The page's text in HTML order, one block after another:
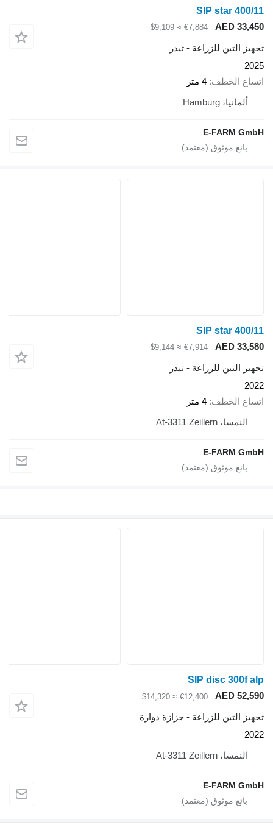
SIP star 400/11
AED 33,450
€7,884
≈ $9,109
تجهيز التبن للزراعة - تيدر
2025
اتساع الخطف 4 متر
ألمانيا، Hamburg
E-FARM GmbH
SIP star 400/11
AED 33,580
€7,914
≈ $9,144
تجهيز التبن للزراعة - تيدر
2022
اتساع الخطف 4 متر
النمسا، At-3311 Zeillern
E-FARM GmbH
SIP disc 300f alp
AED 52,590
€12,400
≈ $14,320
تجهيز التبن للزراعة - جزازة دوارة
2022
النمسا، At-3311 Zeillern
E-FARM GmbH